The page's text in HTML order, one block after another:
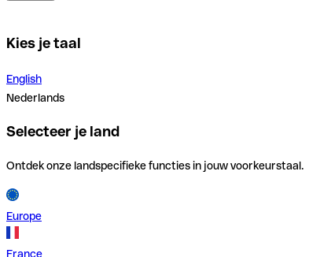
Kies je taal
English
Nederlands
Selecteer je land
Ontdek onze landspecifieke functies in jouw voorkeurstaal.
Europe
France